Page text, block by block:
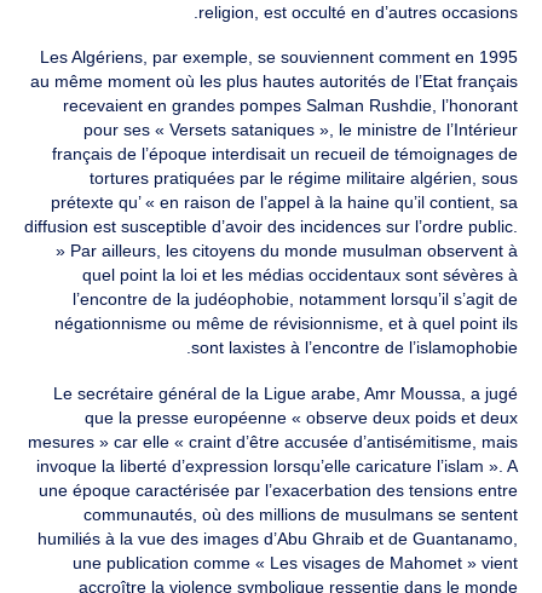
religion, est occulté en d’autres occasions.
Les Algériens, par exemple, se souviennent comment en 1995
au même moment où les plus hautes autorités de l’Etat français
recevaient en grandes pompes Salman Rushdie, l’honorant
pour ses « Versets sataniques », le ministre de l’Intérieur
français de l’époque interdisait un recueil de témoignages de
tortures pratiquées par le régime militaire algérien, sous
prétexte qu’ « en raison de l’appel à la haine qu’il contient, sa
diffusion est susceptible d’avoir des incidences sur l’ordre public.
» Par ailleurs, les citoyens du monde musulman observent à
quel point la loi et les médias occidentaux sont sévères à
l’encontre de la judéophobie, notamment lorsqu’il s’agit de
négationnisme ou même de révisionnisme, et à quel point ils
sont laxistes à l’encontre de l’islamophobie.
Le secrétaire général de la Ligue arabe, Amr Moussa, a jugé
que la presse européenne « observe deux poids et deux
mesures » car elle « craint d’être accusée d’antisémitisme, mais
invoque la liberté d’expression lorsqu’elle caricature l’islam ». A
une époque caractérisée par l’exacerbation des tensions entre
communautés, où des millions de musulmans se sentent
humiliés à la vue des images d’Abu Ghraib et de Guantanamo,
une publication comme « Les visages de Mahomet » vient
accroître la violence symbolique ressentie dans le monde